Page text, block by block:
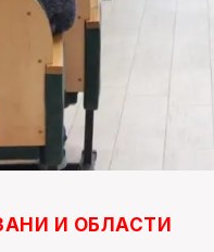
И ОБЛАСТИ